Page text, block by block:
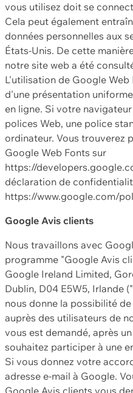
vous utilisez doit se
Cela peut également
données personnelles aux
États-Unis. De cette
notre site web a été
L'utilisation de Google
d'une présentation
en ligne. Si votre
polices Web, une police
ordinateur. Vous trouverez
Google Web Fonts sur
https://
déclaration de
https://www.google.com/
Google Avis clients
Nous travaillons avec
programme "Google Avis
Google Ireland Limited,
Dublin, D04 E5W5, Irlande
nous donne la possibilité
auprès des utilisateurs de
vous est demandé, après
souhaitez participer à une
Si vous donnez votre
adresse e-mail à Google.